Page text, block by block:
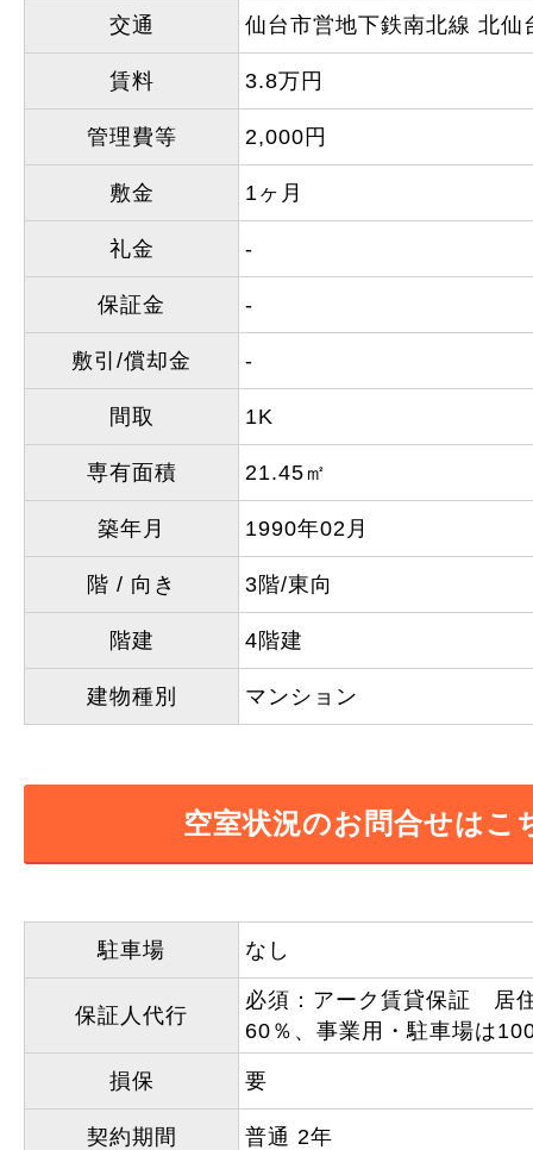
交通 仙台市営地下鉄南北線 北仙
賃料 3.8万円
管理費等 2,000円
敷金 1ヶ月
礼金 -
保証金 -
敷引/償却金 -
間取 1K
専有面積 21.45㎡
築年月 1990年02月
階 / 向き 3階/東向
階建 4階建
建物種別 マンション
空室状況のお問合せはこ
駐車場 なし
保証人代行
必須：アーク賃貸保証 居
60％、事業用・駐車場は
損保 要
契約期間 普通 2年